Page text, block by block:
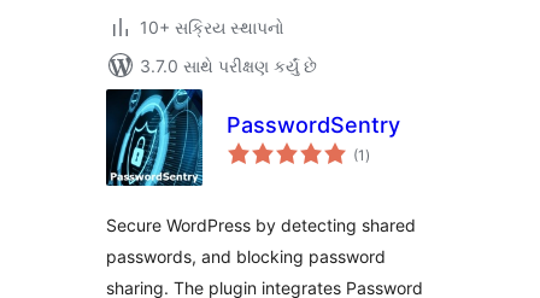
10+ સક્રિય સ્થાપનો
3.7.0 સાથે પરીક્ષણ કર્યું છે
PasswordSentry
(1 કુલ
રેટિંગ્સ
)
Secure WordPress by detecting shared
passwords, and blocking password
sharing. The plugin integrates Password